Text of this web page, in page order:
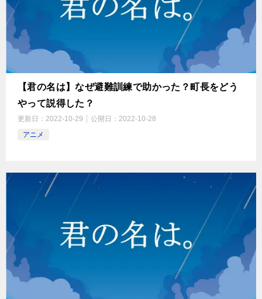
【君の名は】なぜ避難訓練で助かった？町長をどう
やって説得した？
更新日： 2022-10-29 公開日： 2022-10-28
アニメ